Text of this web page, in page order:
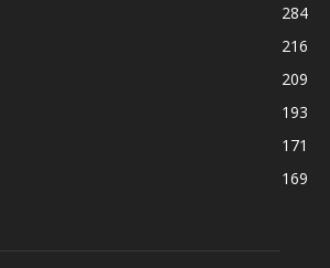
284
216
209
193
171
169